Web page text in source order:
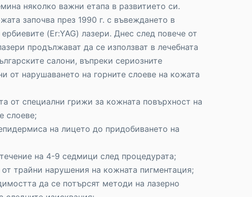
няколко важни етапа в развитието си.
започва през 1990 г. с въвеждането в
(Er:YAG) лазери. Днес след повече от
продължават да се използват в лечебната
салони, въпреки сериозните
от нарушаването на горните слоеве на кожата
от специални грижи за кожната повърхност на
слоеве;
на лицето до придобиването на
на 4-9 седмици след процедурата;
трайни нарушения на кожната пигментация;
да се потърсят методи на лазерно